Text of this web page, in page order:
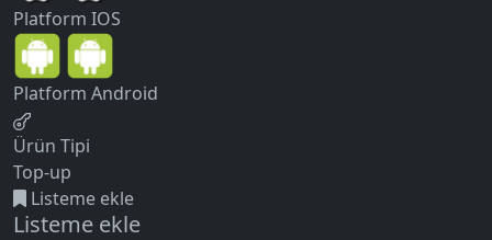
Platform IOS
Platform Android
Ürün Tipi
Top-up
Listeme ekle
Listeme ekle